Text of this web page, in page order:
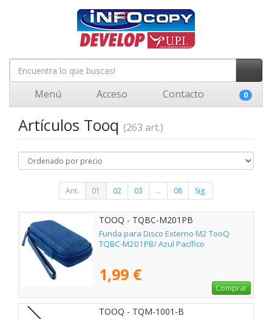
Menú Acceso Contacto 0
Artículos Tooq (263 art.)
Ant. 01 02 03 ... 08 Sig.
TOOQ - TQBC-M201PB
Funda para Disco Externo M2 TooQ
TQBC-M201PB/ Azul Pacífico
1,99 €
Comprar
TOOQ - TQM-1001-B